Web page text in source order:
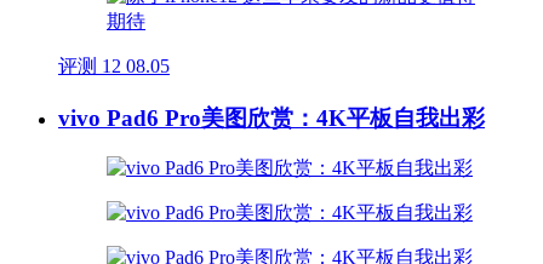
评测 12 08.05
vivo Pad6 Pro美图欣赏：4K平板自我出彩